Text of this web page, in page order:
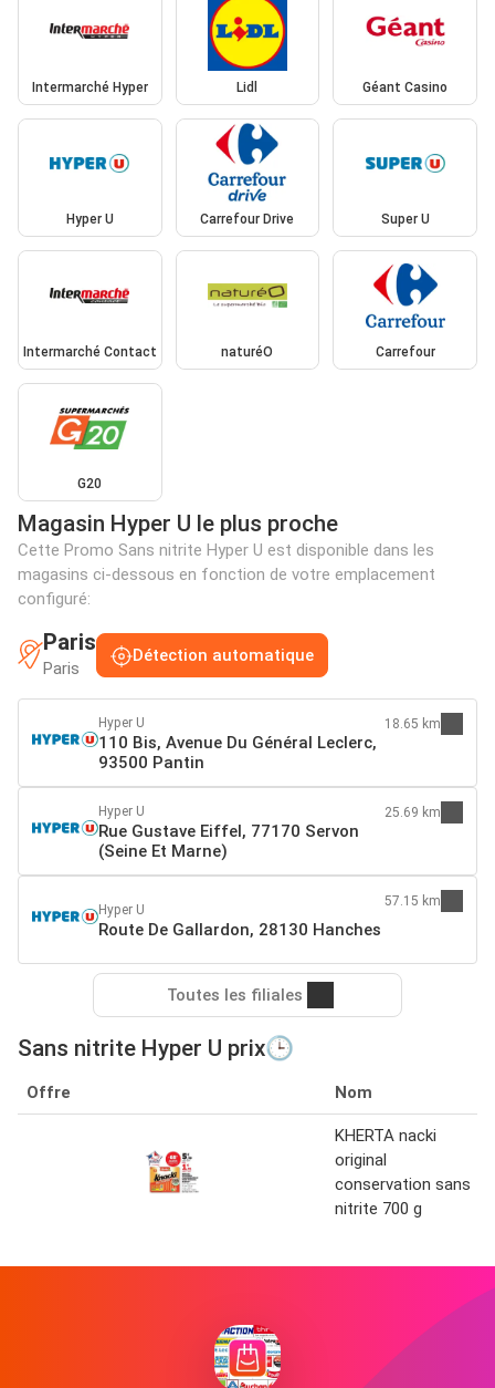
Intermarché Hyper Lidl Géant Casino
Hyper U Carrefour Drive Super U
Intermarché Contact naturéO Carrefour
G20
Magasin Hyper U le plus proche
Cette Promo Sans nitrite Hyper U est disponible dans les
magasins ci-dessous en fonction de votre emplacement
configuré:
Paris
Paris
Détection automatique
Hyper U
110 Bis, Avenue Du Général Leclerc,
93500 Pantin
18.65 km
Hyper U
Rue Gustave Eiffel, 77170 Servon
(Seine Et Marne)
25.69 km
Hyper U
Route De Gallardon, 28130 Hanches
57.15 km
Toutes les filiales
Sans nitrite Hyper U prix🕒
Offre Nom
KHERTA nacki
original
conservation sans
nitrite 700 g